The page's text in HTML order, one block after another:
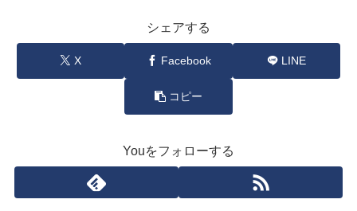
シェアする
X Facebook LINE
コピー
Youをフォローする